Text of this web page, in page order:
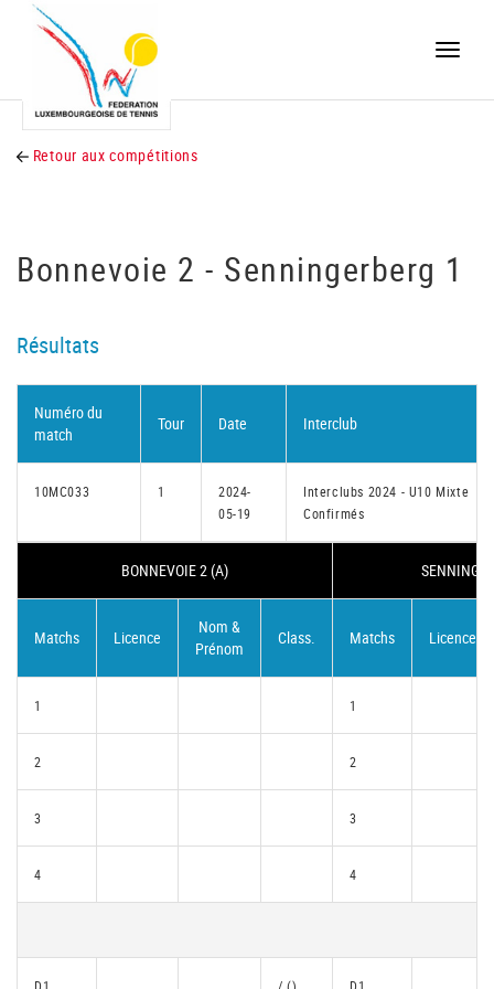
Toggle
Retour aux compétitions
Bonnevoie 2 - Senningerberg 1
Résultats
Numéro du
match
Tour Date Interclub
10MC033 1
2024-
05-19
Interclubs 2024 - U10 Mixte
Confirmés
BONNEVOIE 2 (A)
Matchs Licence
Nom &
Prénom
Class. Matchs Licence
1 1
2 2
3 3
4 4